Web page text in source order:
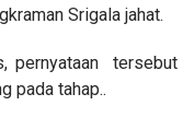
Srigala jahat.
pernyataan tersebut
pada tahap..